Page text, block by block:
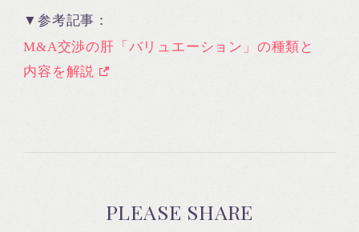
▼参考記事：
M&A交渉の肝「バリュエーション」の種類と
内容を解説
PLEASE SHARE